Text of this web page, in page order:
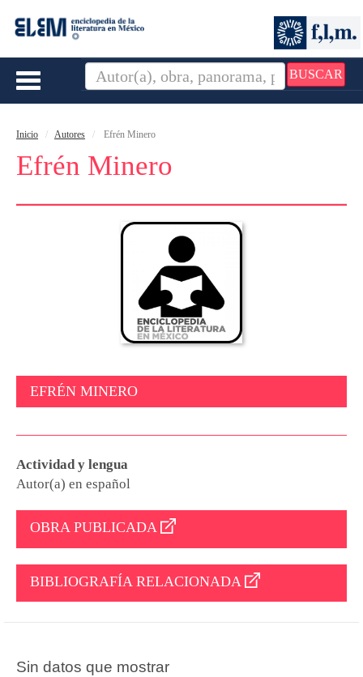
BUSCAR
Toggle
Inicio Autores Efrén Minero
Efrén Minero
EFRÉN MINERO
Actividad y lengua
Autor(a) en español
OBRA PUBLICADA
BIBLIOGRAFÍA RELACIONADA
Sin datos que mostrar